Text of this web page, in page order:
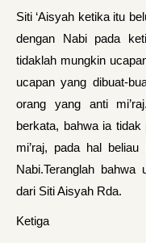
Siti ‘Aisyah ketika itu
dengan Nabi pada
tidaklah mungkin
ucapan yang dibuat-
orang yang anti
berkata, bahwa ia tidak
mi’raj, pada hal
Nabi.Teranglah bahwa
dari Siti Aisyah Rda.
Ketiga